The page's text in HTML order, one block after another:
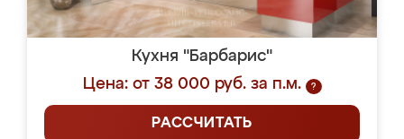
Кухня "Барбарис"
Цена: от 38 000 руб. за п.м.
?
РАССЧИТАТЬ